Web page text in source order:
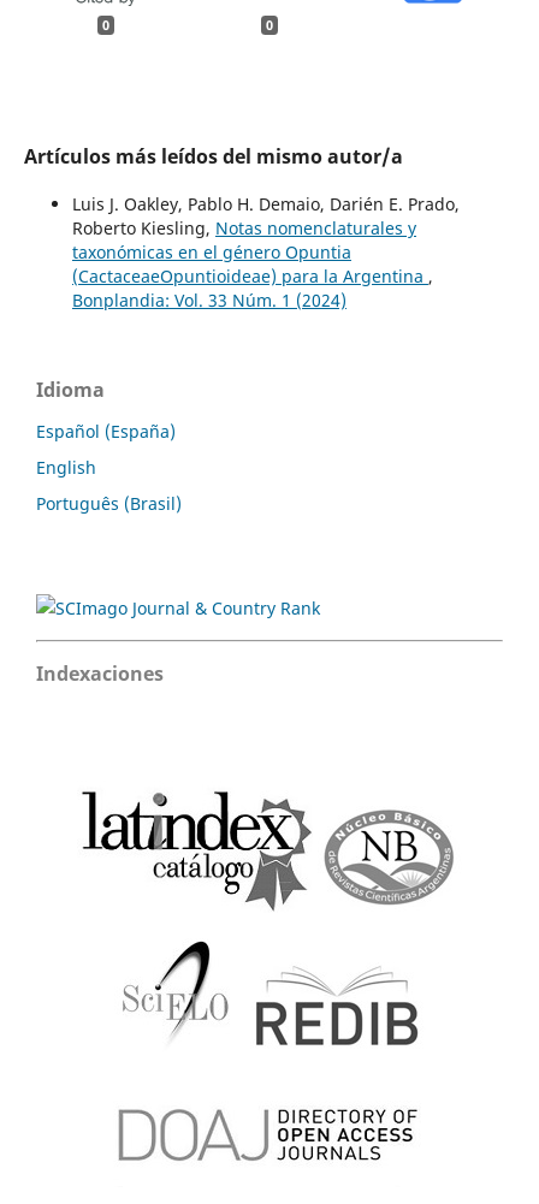
0 0
Artículos más leídos del mismo autor/a
Luis J. Oakley, Pablo H. Demaio, Darién E. Prado,
Roberto Kiesling, Notas nomenclaturales y
taxonómicas en el género Opuntia
(CactaceaeOpuntioideae) para la Argentina ,
Bonplandia: Vol. 33 Núm. 1 (2024)
Idioma
Español (España)
English
Português (Brasil)
Indexaciones